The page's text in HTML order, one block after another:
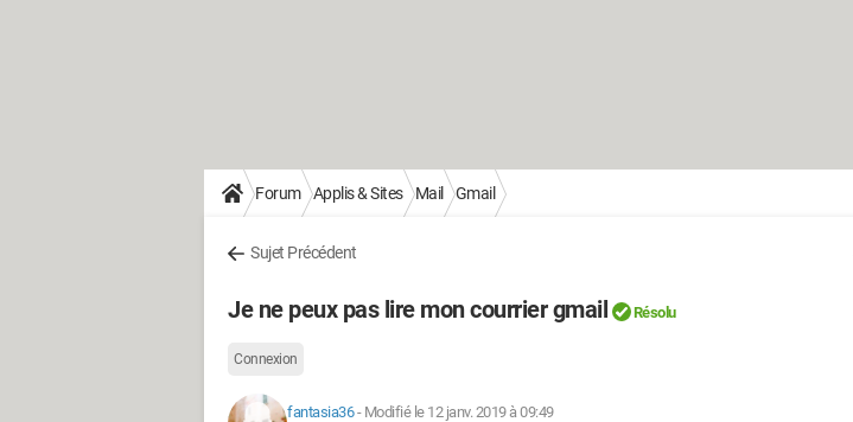
Forum Applis & Sites Mail Gmail
Sujet Précédent
Je ne peux pas lire mon courrier gmail Résolu
Connexion
fantasia36- Modifié le 12 janv. 2019 à 09:49